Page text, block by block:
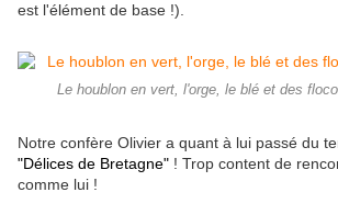
est l'élément de base !).
Le houblon en vert, l'orge, le blé et des
Notre confère Olivier a quant à lui passé du
"Délices de Bretagne" ! Trop content de
comme lui !